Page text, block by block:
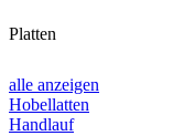
alle anzeigen
Hobellatten
Handlauf
Platten